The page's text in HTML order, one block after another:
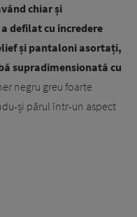
chiar și
defilat cu încredere
și pantaloni asortați,
supradimensionată cu
negru greu foarte
și părul într-un aspect